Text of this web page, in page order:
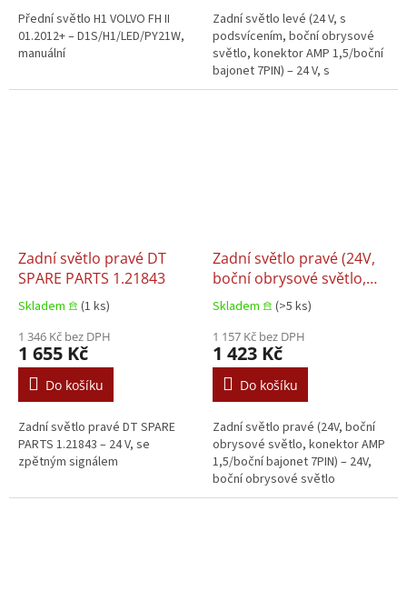
Přední světlo H1 VOLVO FH II
01.2012+ – D1S/H1/LED/PY21W,
manuální
Zadní světlo levé (24 V, s
podsvícením, boční obrysové
světlo, konektor AMP 1,5/boční
bajonet 7PIN) – 24 V, s
podsvícením
Zadní světlo pravé DT
SPARE PARTS 1.21843
Skladem 𖠿 (1 ks)
1 346 Kč bez DPH
1 655 Kč
Do košíku
Zadní světlo pravé DT SPARE
PARTS 1.21843 – 24 V, se
zpětným signálem
Zadní světlo pravé (24V,
boční obrysové světlo,
konektor AMP 1,5/boční
bajonet 7PIN) SCANIA 4 -
08 1.21442 05.1995–
04.2008
Skladem 𖠿 (>5 ks)
1 157 Kč bez DPH
1 423 Kč
Do košíku
Zadní světlo pravé (24V, boční
obrysové světlo, konektor AMP
1,5/boční bajonet 7PIN) – 24V,
boční obrysové světlo